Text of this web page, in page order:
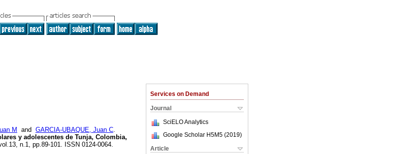
Services on Demand
Journal
SciELO Analytics
Google Scholar H5M5 (2019)
Article
M and GARCIA-UBAQUE, Juan C.
y adolescentes de Tunja, Colombia,
n.1, pp.89-101. ISSN 0124-0064.